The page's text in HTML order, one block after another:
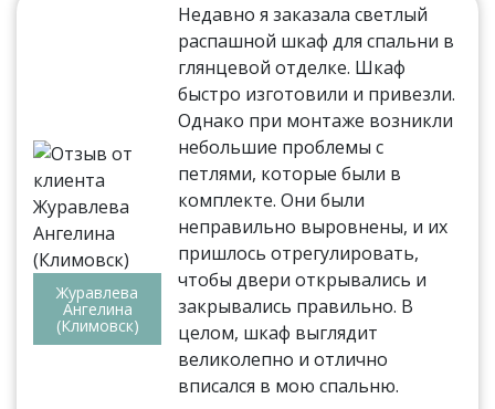
Журавлева
Ангелина
(Климовск)
Недавно я заказала светлый
распашной шкаф для спальни в
глянцевой отделке. Шкаф
быстро изготовили и привезли.
Однако при монтаже возникли
небольшие проблемы с
петлями, которые были в
комплекте. Они были
неправильно выровнены, и их
пришлось отрегулировать,
чтобы двери открывались и
закрывались правильно. В
целом, шкаф выглядит
великолепно и отлично
вписался в мою спальню.